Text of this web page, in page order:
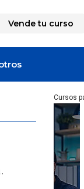
Vende tu curso
Cursos